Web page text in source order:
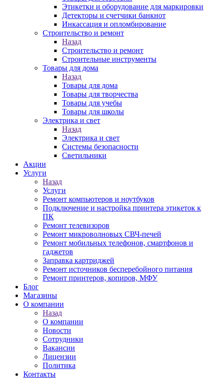
Этикетки и оборудование для маркировки
Детекторы и счетчики банкнот
Инкассация и опломбирование
Строительство и ремонт
Назад
Строительство и ремонт
Строительные инструменты
Товары для дома
Назад
Товары для дома
Товары для творчества
Товары для учебы
Товары для школы
Электрика и свет
Назад
Электрика и свет
Системы безопасности
Светильники
Акции
Услуги
Назад
Услуги
Ремонт компьютеров и ноутбуков
Подключение и настройка принтера этикеток к
ПК
Ремонт телевизоров
Ремонт микроволновых СВЧ-печей
Ремонт мобильных телефонов, смартфонов и
гаджетов
Заправка картриджей
Ремонт источников бесперебойного питания
Ремонт принтеров, копиров, МФУ
Блог
Магазины
О компании
Назад
О компании
Новости
Сотрудники
Вакансии
Лицензии
Политика
Контакты